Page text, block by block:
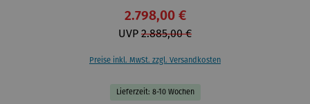
2.798,00 €
UVP 2.885,00 €
Preise inkl. MwSt. zzgl. Versandkosten
Lieferzeit: 8-10 Wochen